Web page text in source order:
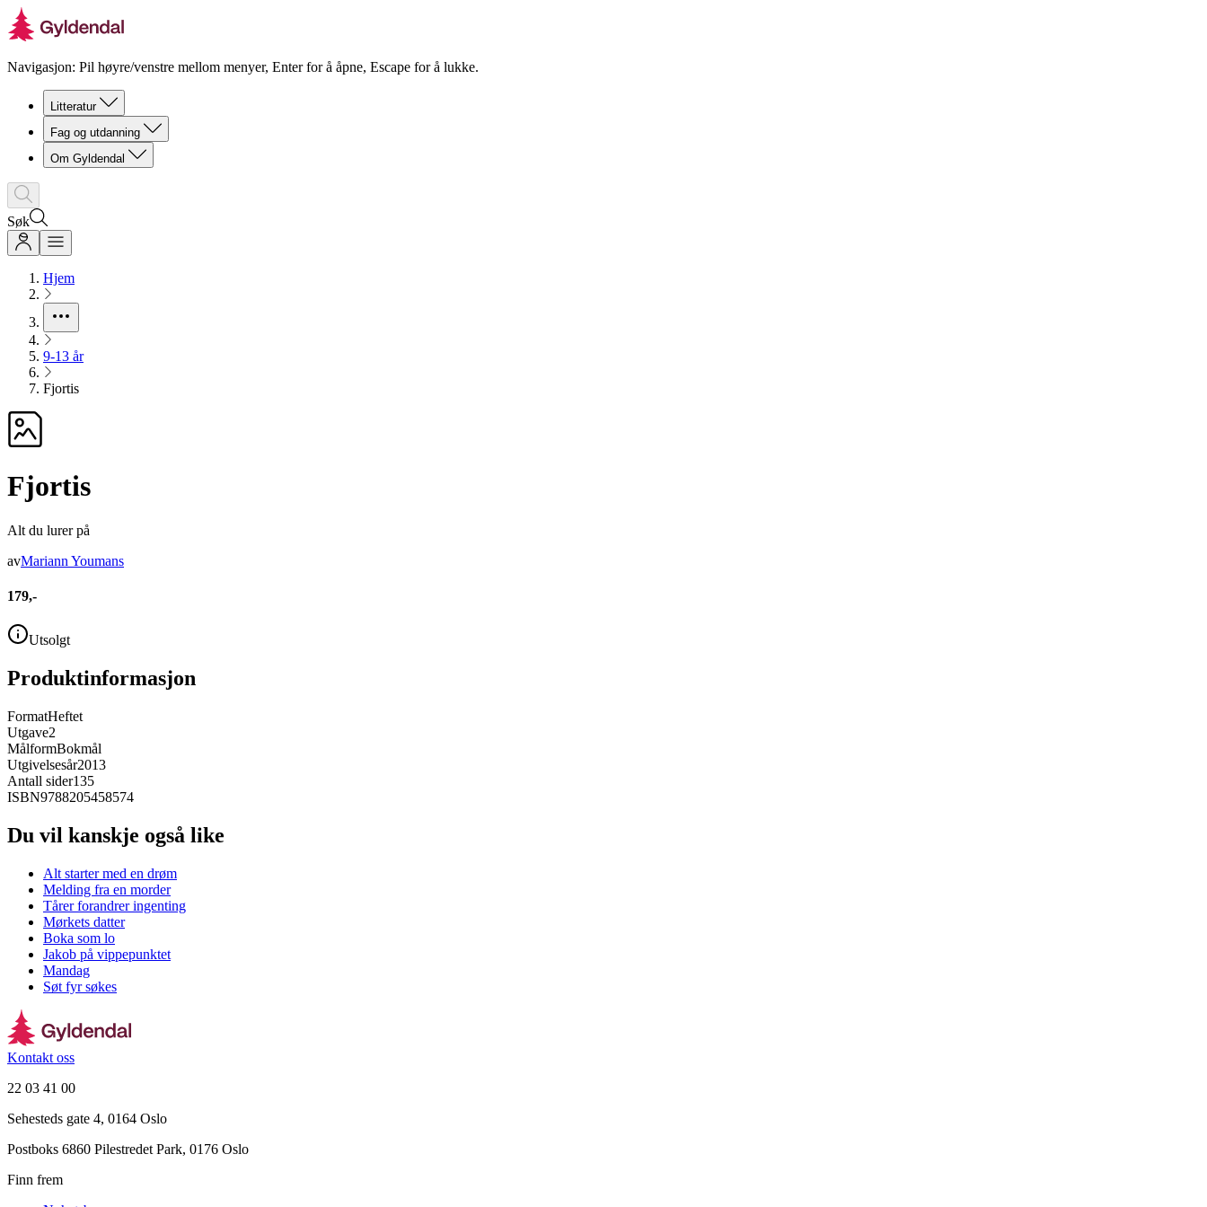
Navigasjon: Pil høyre/venstre mellom menyer, Enter for å åpne, Escape for å lukke.
Litteratur
Fag og utdanning
Om Gyldendal
Søk
Hjem
9-13 år
Fjortis
Fjortis
Alt du lurer på
avMariann Youmans
179,-
Utsolgt
Produktinformasjon
FormatHeftet
Utgave2
MålformBokmål
Utgivelsesår2013
Antall sider135
ISBN9788205458574
Du vil kanskje også like
Alt starter med en drøm
Melding fra en morder
Tårer forandrer ingenting
Mørkets datter
Boka som lo
Jakob på vippepunktet
Mandag
Søt fyr søkes
Kontakt oss
22 03 41 00
Sehesteds gate 4, 0164 Oslo
Postboks 6860 Pilestredet Park, 0176 Oslo
Finn frem